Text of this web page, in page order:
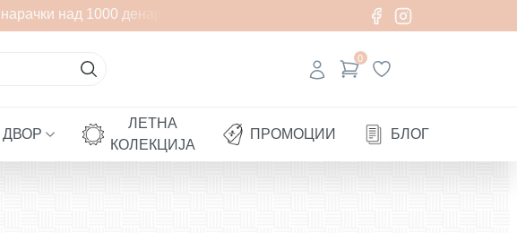
над 1000 денари
0
ДВОР
ЛЕТНА
КОЛЕКЦИЈА
ПРОМОЦИИ БЛОГ